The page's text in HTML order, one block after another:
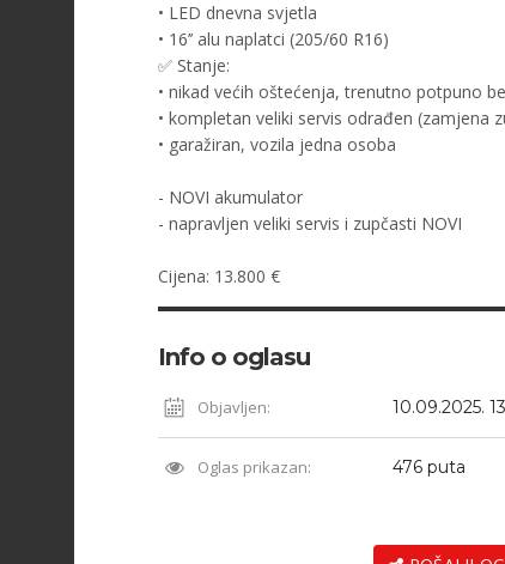
• LED dnevna svjetla
• 16’’ alu naplatci (205/60 R16)
✅ Stanje:
• nikad većih oštećenja, trenutno potpuno
• kompletan veliki servis odrađen (zamjena
• garažiran, vozila jedna osoba
- NOVI akumulator
- napravljen veliki servis i zupčasti NOVI
Cijena: 13.800 €
Info o oglasu
Objavljen: 10.09.2025.
Oglas prikazan: 476 puta